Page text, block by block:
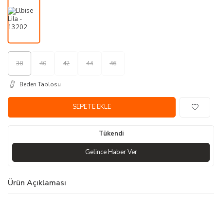
38 40 42 44 46
Beden Tablosu
SEPETE EKLE
Tükendi
Gelince Haber Ver
Ürün Açıklaması